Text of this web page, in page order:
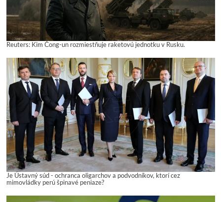
Reuters: Kim Čong-un rozmiestňuje raketovú jednotku v Rusku.
Je Ústavný súd - ochranca oligarchov a podvodníkov, ktorí cez
mimovládky perú špinavé peniaze?